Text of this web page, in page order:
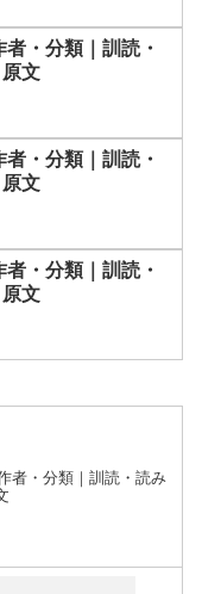
・分類｜訓読・
文
・分類｜訓読・
文
・分類｜訓読・
文
者・分類｜訓読・読み